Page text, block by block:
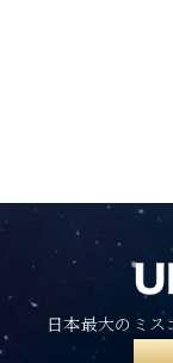
日本最大のミ